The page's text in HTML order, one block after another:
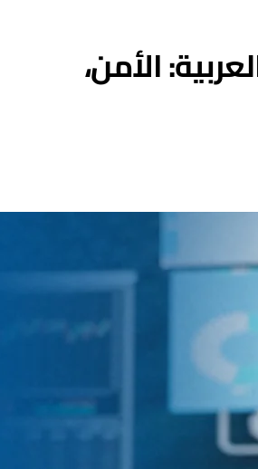
الأمن،